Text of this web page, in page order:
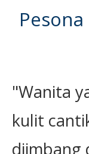
"Wanita
kulit
diimbang